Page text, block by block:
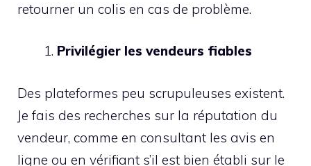
retourner un colis en cas de problème.
Privilégier les vendeurs fiables
Des plateformes peu scrupuleuses existent.
Je fais des recherches sur la réputation du
vendeur, comme en consultant les avis en
ligne ou en vérifiant s’il est bien établi sur le